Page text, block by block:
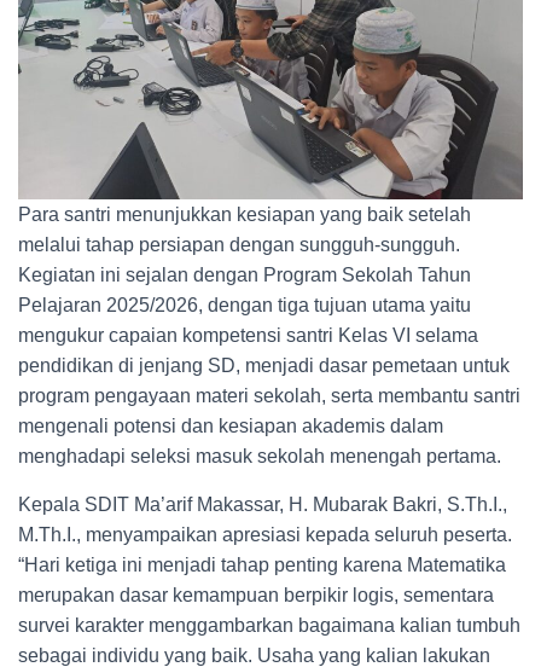
Para santri menunjukkan kesiapan yang baik setelah
melalui tahap persiapan dengan sungguh-sungguh.
Kegiatan ini sejalan dengan Program Sekolah Tahun
Pelajaran 2025/2026, dengan tiga tujuan utama yaitu
mengukur capaian kompetensi santri Kelas VI selama
pendidikan di jenjang SD, menjadi dasar pemetaan untuk
program pengayaan materi sekolah, serta membantu santri
mengenali potensi dan kesiapan akademis dalam
menghadapi seleksi masuk sekolah menengah pertama.
Kepala SDIT Ma’arif Makassar, H. Mubarak Bakri, S.Th.I.,
M.Th.I., menyampaikan apresiasi kepada seluruh peserta.
“Hari ketiga ini menjadi tahap penting karena Matematika
merupakan dasar kemampuan berpikir logis, sementara
survei karakter menggambarkan bagaimana kalian tumbuh
sebagai individu yang baik. Usaha yang kalian lakukan